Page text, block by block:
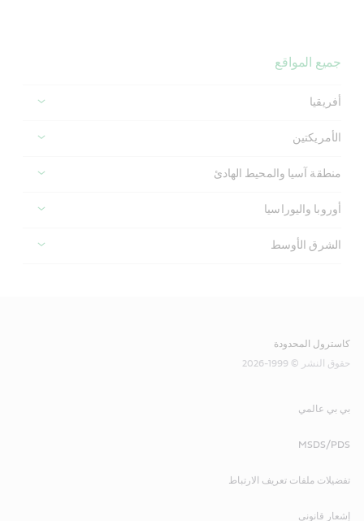
جميع المواقع
أفريقيا
الأمريكتين
منطقة آسيا والمحيط الهادئ
أوروبا واليوراسيا
الشرق الأوسط
كاسترول المحدودة
حقوق النشر © 1999-2026
بي بي عالمي
MSDS/PDS
تفضيلات ملفات تعريف الارتباط
إشعار قانوني